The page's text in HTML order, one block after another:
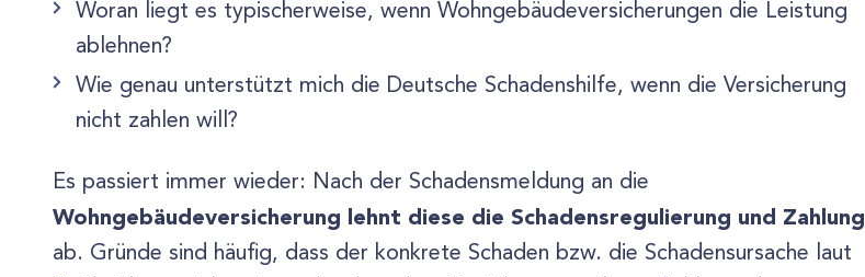
Woran liegt es typischerweise, wenn Wohngebäudeversicherungen die Leistung
ablehnen?
Wie genau unterstützt mich die Deutsche Schadenshilfe, wenn die Versicherung
nicht zahlen will?
Es passiert immer wieder: Nach der Schadensmeldung an die
Wohngebäudeversicherung lehnt diese die Schadensregulierung und Zahlung
ab. Gründe sind häufig, dass der konkrete Schaden bzw. die Schadensursache laut